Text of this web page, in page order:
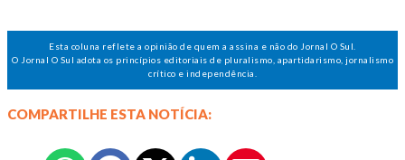
Esta coluna reflete a opinião de quem a assina e não do Jornal O Sul.
O Jornal O Sul adota os princípios editoriais de pluralismo, apartidarismo, jornalismo
crítico e independência.
COMPARTILHE ESTA NOTÍCIA: